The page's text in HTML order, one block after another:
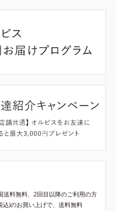
送料無料、2回目以降のご利用の方
込)のお買い上げで、送料無料